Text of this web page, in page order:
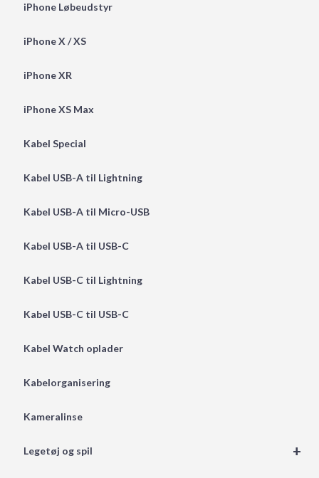
iPhone Løbeudstyr
iPhone X / XS
iPhone XR
iPhone XS Max
Kabel Special
Kabel USB-A til Lightning
Kabel USB-A til Micro-USB
Kabel USB-A til USB-C
Kabel USB-C til Lightning
Kabel USB-C til USB-C
Kabel Watch oplader
Kabelorganisering
Kameralinse
+
Legetøj og spil